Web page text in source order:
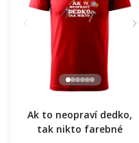
Ak to neopraví dedko,
tak nikto farebné